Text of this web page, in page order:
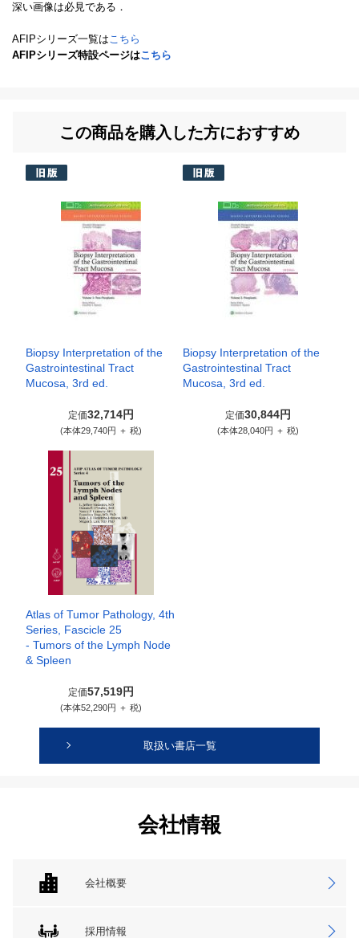
深い画像は必見である．
AFIPシリーズ一覧はこちら
AFIPシリーズ特設ページはこちら
この商品を購入した方におすすめ
Biopsy Interpretation of the
Gastrointestinal Tract
Mucosa, 3rd ed.
定価32,714円
(本体29,740円 ＋ 税)
Biopsy Interpretation of the
Gastrointestinal Tract
Mucosa, 3rd ed.
定価30,844円
(本体28,040円 ＋ 税)
Atlas of Tumor Pathology, 4th
Series, Fascicle 25
- Tumors of the Lymph Node
& Spleen
定価57,519円
(本体52,290円 ＋ 税)
取扱い書店一覧
会社情報
会社概要
採用情報